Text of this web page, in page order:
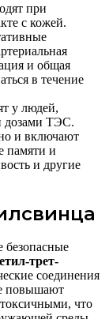
при
с кожей.
и общая
в течение
у людей,
дозами ТЭС.
и включают
памяти и
и другие
безопасные
трет-
соединения
повышают
что